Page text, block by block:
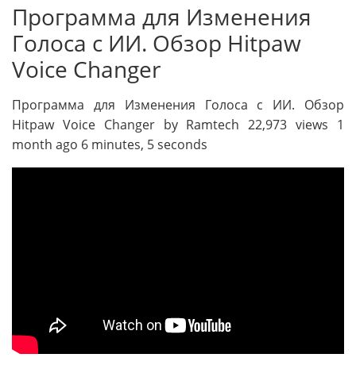
Программа для Изменения
Голоса с ИИ. Обзор Hitpaw
Voice Changer
Программа для Изменения Голоса с ИИ. Обзор
Hitpaw Voice Changer by Ramtech 22,973 views 1
month ago 6 minutes, 5 seconds